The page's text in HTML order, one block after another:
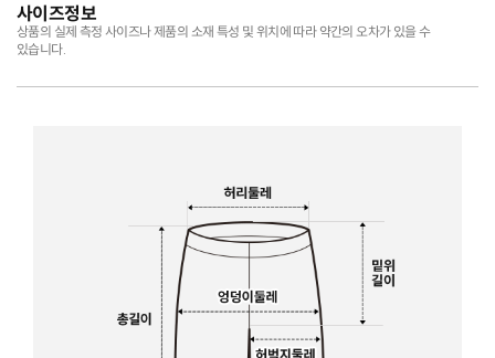
사이즈정보
상품의 실제 측정 사이즈나 제품의 소재 특성 및 위치에 따라 약간의 오차가 있을 수
있습니다.